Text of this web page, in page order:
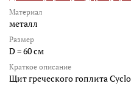
Материал
металл
Размер
D = 60 см
Краткое описание
Щит греческого гоплита